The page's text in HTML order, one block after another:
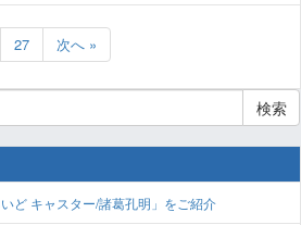
27 次へ »
検索
ど キャスター/諸葛孔明」をご紹介